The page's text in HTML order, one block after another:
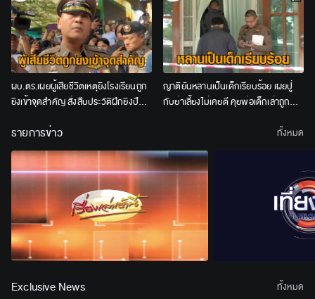
ผบ.ตร.เผยผู้เสียชีวิตเหตุยิงโรงเรียนถูก
ยิงเข้าจุดสำคัญ สั่งสืบประวัติฝึกยิงปืน
ญาติยันหลานเป็นเด็กเรียบร้อย เผยปู่
กับย่าเลี้ยงไม่เคยตี คุยพ่อเด็กเล่าถูกบูล
รายการข่าว ทั้งหมด
Exclusive News ทั้งหมด